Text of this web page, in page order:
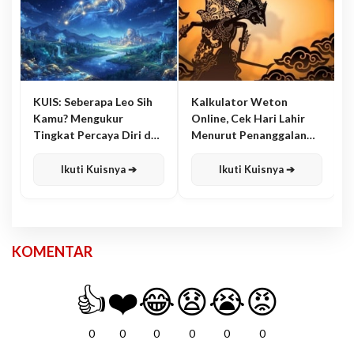
KUIS: Seberapa Leo Sih
Kamu? Mengukur
Tingkat Percaya Diri dan
Ikuti Kuisnya ➔
Kalkulator Weton
Online, Cek Hari Lahir
Menurut Penanggalan
Ikuti Kuisnya ➔
KOMENTAR
👍
0
❤️
0
😂
0
😧
0
😭
0
😡
0